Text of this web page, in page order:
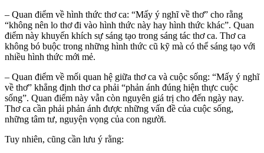
– Quan điểm về hình thức thơ ca: “Mấy ý nghĩ về thơ” cho rằng
“không nên lo thơ đi vào hình thức này hay hình thức khác”. Quan
điểm này khuyến khích sự sáng tạo trong sáng tác thơ ca. Thơ ca
không bó buộc trong những hình thức cũ kỹ mà có thể sáng tạo với
nhiều hình thức mới mẻ.
– Quan điểm về mối quan hệ giữa thơ ca và cuộc sống: “Mấy ý nghĩ
về thơ” khẳng định thơ ca phải “phản ánh đúng hiện thực cuộc
sống”. Quan điểm này vẫn còn nguyên giá trị cho đến ngày nay.
Thơ ca cần phải phản ánh được những vấn đề của cuộc sống,
những tâm tư, nguyện vọng của con người.
Tuy nhiên, cũng cần lưu ý rằng: